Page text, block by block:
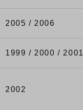
2005 / 2006
1999 / 2000 / 2001
2002